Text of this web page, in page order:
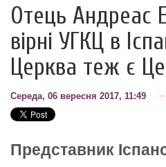
Отець Андреас
вірні УГКЦ в
Церква теж є
Середа, 06 вересня 2017, 11:49
Представник